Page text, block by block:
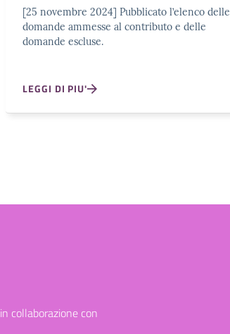
[25 novembre 2024] Pubblicato l’elenco delle
domande ammesse al contributo e delle
domande escluse.
LEGGI DI PIU'
in collaborazione con